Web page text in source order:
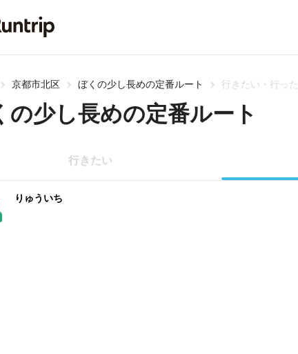
京都市北区 ぼくの少し長めの定番ルート 行きたい・行った
の少し長めの定番ルート
行きたい
りゅういち